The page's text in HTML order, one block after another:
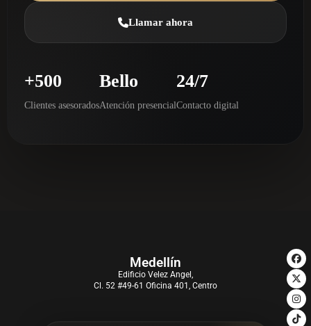
Llamar ahora
+500
Clientes asesorados
Bello
Atención presencial
24/7
Contacto digital
Medellín
Edificio Velez Angel,
Cl. 52 #49-61 Oficina 401, Centro